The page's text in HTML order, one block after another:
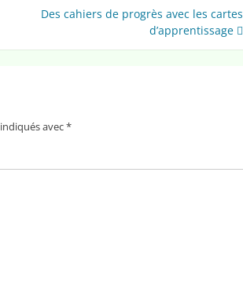
Des cahiers de progrès avec les cartes
d’apprentissage
avec*